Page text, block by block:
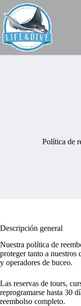
to
content
Política de
Descripción general
Nuestra política de
proteger tanto a nuestros
y operadores de buceo.
Las reservas de tours,
reprogramarse hasta 30
reembolso completo.